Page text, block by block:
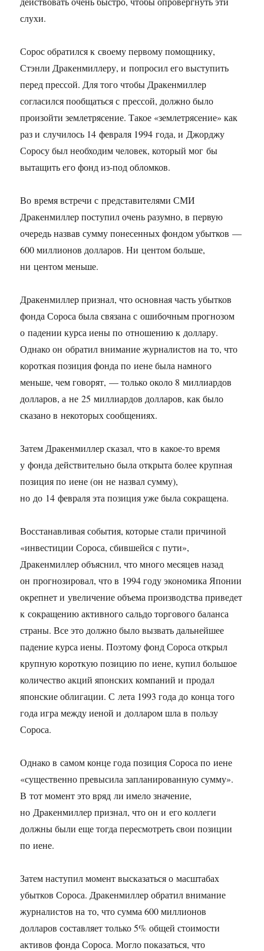
слухи.
Сорос обратился к своему первому помощнику,
Стэнли Дракенмиллеру, и попросил его выступить
перед прессой. Для того чтобы Дракенмиллер
согласился пообщаться с прессой, должно было
произойти землетрясение. Такое «землетрясение» как
раз и случилось 14 февраля 1994 года, и Джорджу
Соросу был необходим человек, который мог бы
вытащить его фонд из-под обломков.
Во время встречи с представителями СМИ
Дракенмиллер поступил очень разумно, в первую
очередь назвав сумму понесенных фондом убытков —
600 миллионов долларов. Ни центом больше,
ни центом меньше.
Дракенмиллер признал, что основная часть убытков
фонда Сороса была связана с ошибочным прогнозом
о падении курса иены по отношению к доллару.
Однако он обратил внимание журналистов на то, что
короткая позиция фонда по иене была намного
меньше, чем говорят, — только около 8 миллиардов
долларов, а не 25 миллиардов долларов, как было
сказано в некоторых сообщениях.
Затем Дракенмиллер сказал, что в какое-то время
у фонда действительно была открыта более крупная
позиция по иене (он не назвал сумму),
но до 14 февраля эта позиция уже была сокращена.
Восстанавливая события, которые стали причиной
«инвестиции Сороса, сбившейся с пути»,
Дракенмиллер объяснил, что много месяцев назад
он прогнозировал, что в 1994 году экономика Японии
окрепнет и увеличение объема производства приведет
к сокращению активного сальдо торгового баланса
страны. Все это должно было вызвать дальнейшее
падение курса иены. Поэтому фонд Сороса открыл
крупную короткую позицию по иене, купил большое
количество акций японских компаний и продал
японские облигации. С лета 1993 года до конца того
года игра между иеной и долларом шла в пользу
Сороса.
Однако в самом конце года позиция Сороса по иене
«существенно превысила запланированную сумму».
В тот момент это вряд ли имело значение,
но Дракенмиллер признал, что он и его коллеги
должны были еще тогда пересмотреть свои позиции
по иене.
Затем наступил момент высказаться о масштабах
убытков Сороса. Дракенмиллер обратил внимание
журналистов на то, что сумма 600 миллионов
долларов составляет только 5% общей стоимости
активов фонда Сороса. Могло показаться, что